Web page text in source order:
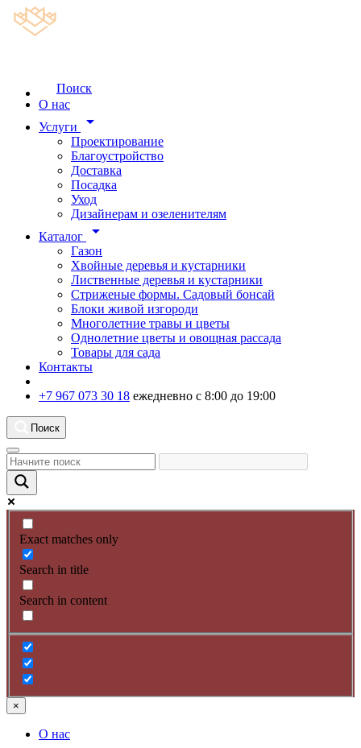
Поиск
О нас
Услуги
arrow_drop_down
Проектирование
Благоустройство
Доставка
Посадка
Уход
Дизайнерам и озеленителям
Каталог
arrow_drop_down
Газон
Хвойные деревья и кустарники
Лиственные деревья и кустарники
Стриженые формы. Садовый бонсай
Блоки живой изгороди
Многолетние травы и цветы
Однолетние цветы и овощная рассада
Товары для сада
Контакты
+7 967 073 30 18 ежедневно с 8:00 до 19:00
Поиск
Exact matches only
Search in title
Search in content
×
О нас